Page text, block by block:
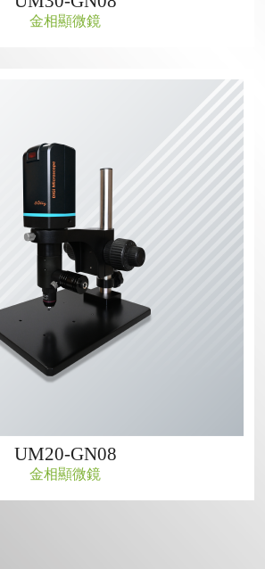
金相顯微鏡
UM20-GN08
金相顯微鏡